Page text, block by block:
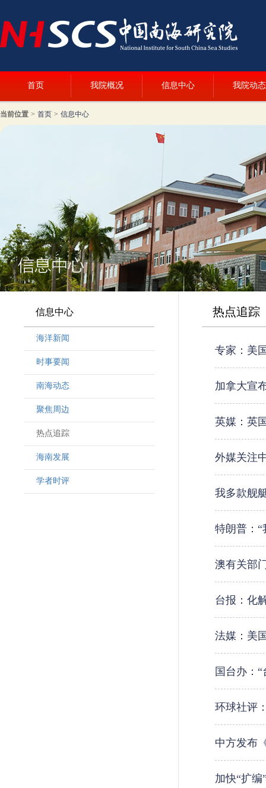
首页 我院概况 信息中心 我院动态
当前位置 > 首页 > 信息中心
信息中心
海洋新闻
时事要闻
南海动态
聚焦周边
热点追踪
海南发展
学者时评
热点追踪
专家：美
加拿大宣
英媒：英
外媒关注
我多款舰
特朗普：“
澳有关部
台报：化
法媒：美
国台办：
环球社评
中方发布
加快“扩